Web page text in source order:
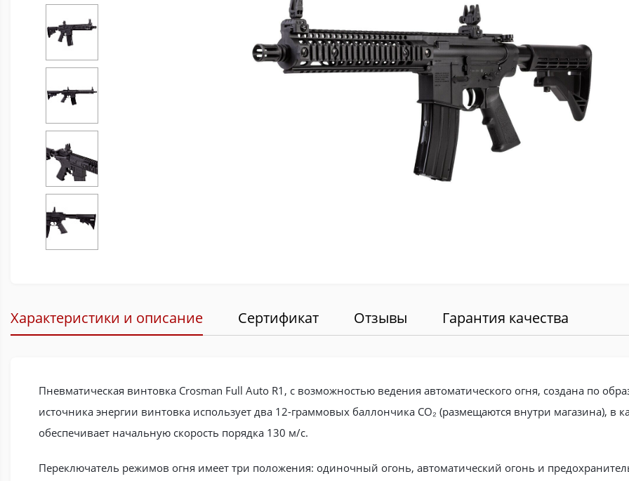
Характеристики и описание Сертификат Отзывы Гарантия качества
Пневматическая винтовка Crosman Full Auto R1, с возможностью ведения автоматического огня, создана по
источника энергии винтовка использует два 12-граммовых баллончика CO₂ (размещаются внутри магазина), в
обеспечивает начальную скорость порядка 130 м/с.
Переключатель режимов огня имеет три положения: одиночный огонь, автоматический огонь и